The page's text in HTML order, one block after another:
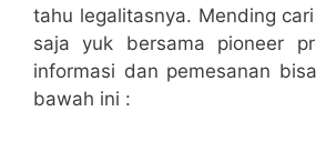
tahu legalitasnya. Mending
saja yuk bersama pioneer
informasi dan pemesanan
bawah ini :